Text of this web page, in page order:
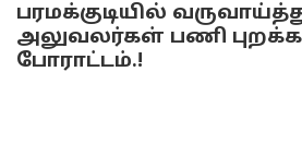
பரமக்குடியில்
அலுவலர்கள் பணி
போராட்டம்.!